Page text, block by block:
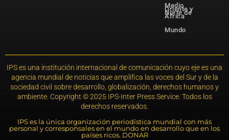
Medio
Oriente y
Norte de
África
Mundo
IPS es una institución internacional de comunicación cuyo eje es una
agencia mundial de noticias que amplifica las voces del Sur y de la
sociedad civil sobre desarrollo, globalización, derechos humanos y
ambiente. Copyright © 2025 IPS-Inter Press Service. Todos los
derechos reservados.
IPS es la única organización periodística mundial con más
personal y corresponsales en el mundo en desarrollo que en los
países ricos. DONAR